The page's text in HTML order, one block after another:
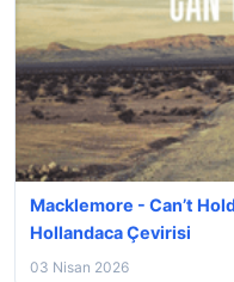
Macklemore - Can’t
Hollandaca Çevirisi
03 Nisan 2026